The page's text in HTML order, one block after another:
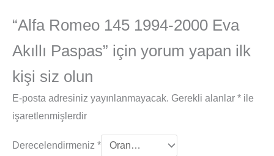
“Alfa Romeo 145 1994-2000 Eva
Akıllı Paspas” için yorum yapan ilk
kişi siz olun
E-posta adresiniz yayınlanmayacak. Gerekli alanlar * ile
işaretlenmişlerdir
Derecelendirmeniz *